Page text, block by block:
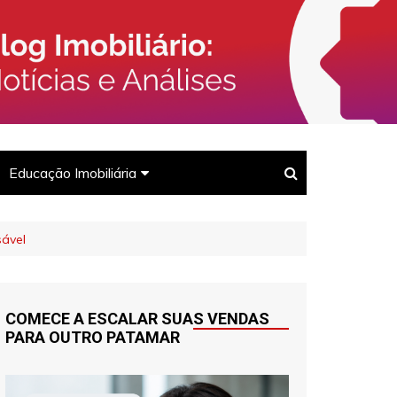
Imobiliário, Corretores e
Educação Imobiliária
Para clientes
COMECE A ESCALAR SUAS VENDAS
PARA OUTRO PATAMAR